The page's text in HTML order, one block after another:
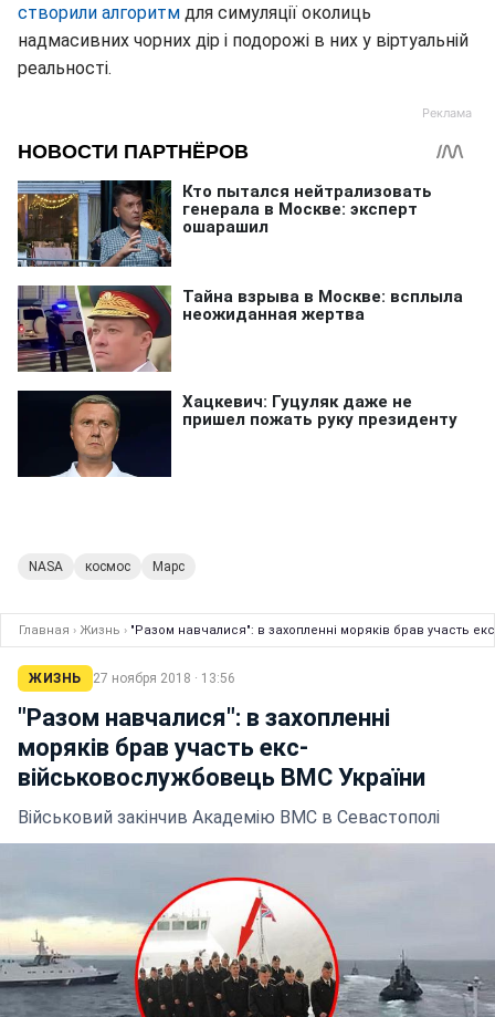
створили алгоритм для симуляції околиць
надмасивних чорних дір і подорожі в них у віртуальній
реальності.
NASA космос Марс
Главная › Жизнь › "Разом навчалися": в захопленні моряків брав участь
ЖИЗНЬ 27 ноября 2018 · 13:56
"Разом навчалися": в захопленні
моряків брав участь екс-
військовослужбовець ВМС України
Військовий закінчив Академію ВМС в Севастополі